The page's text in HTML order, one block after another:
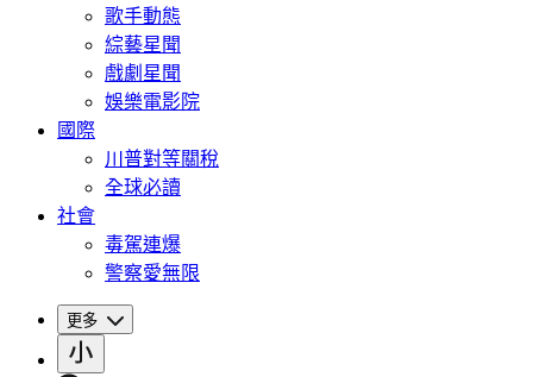
歌手動態
綜藝星聞
戲劇星聞
娛樂電影院
國際
川普對等關稅
全球必讀
社會
毒駕連爆
警察愛無限
更多